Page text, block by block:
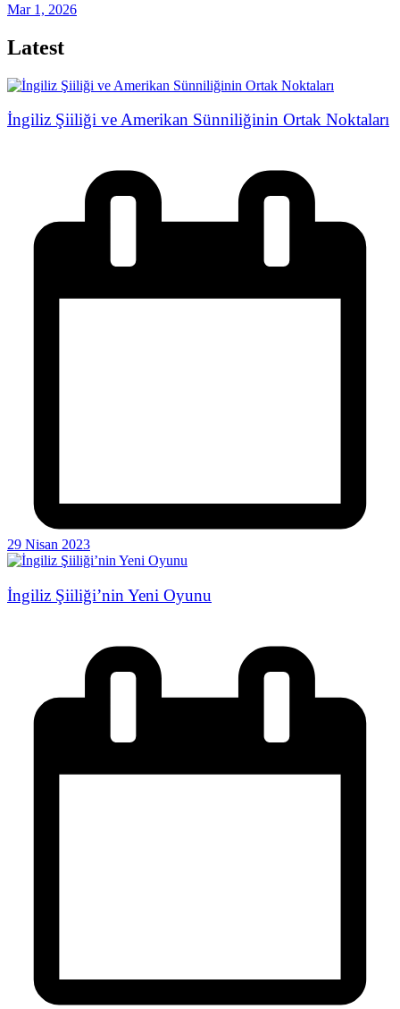
Mar 1, 2026
Latest
İngiliz Şiiliği ve Amerikan Sünniliğinin Ortak Noktaları
29 Nisan 2023
İngiliz Şiiliği’nin Yeni Oyunu